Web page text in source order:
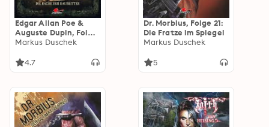
Edgar Allan Poe &
Auguste Dupin, Folge
18: Die Rache der
Markus Duschek
4.7
Dr. Morbius, Folge 21:
Die Fratze im Spiegel
Markus Duschek
5